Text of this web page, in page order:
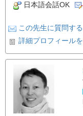
日本語会話OK
この先生に質問する
詳細プロフィール